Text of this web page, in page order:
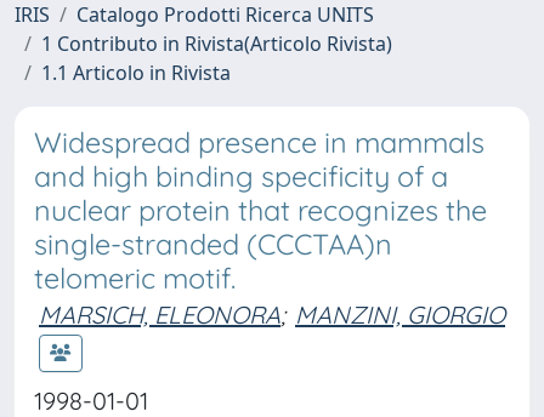
IRIS
Catalogo Prodotti Ricerca UNITS
1 Contributo in Rivista(Articolo Rivista)
1.1 Articolo in Rivista
Widespread presence in mammals
and high binding specificity of a
nuclear protein that recognizes the
single-stranded (CCCTAA)n
telomeric motif.
MARSICH, ELEONORA; MANZINI, GIORGIO
1998-01-01